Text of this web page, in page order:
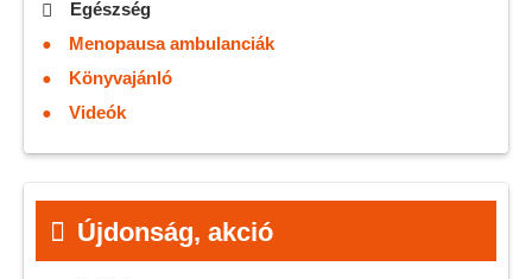
Egészség
Menopausa ambulanciák
Könyvajánló
Videók
Újdonság, akció